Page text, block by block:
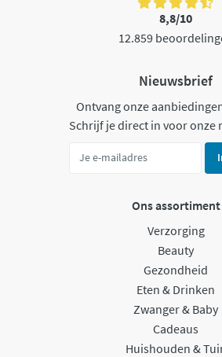
8,8/10
12.859
Nieuwsbrief
Ontvang onze
Schrijf je direct in voor onze
Ons assortiment
Verzorging
Beauty
Gezondheid
Eten & Drinken
Zwanger & Baby
Cadeaus
Huishouden &